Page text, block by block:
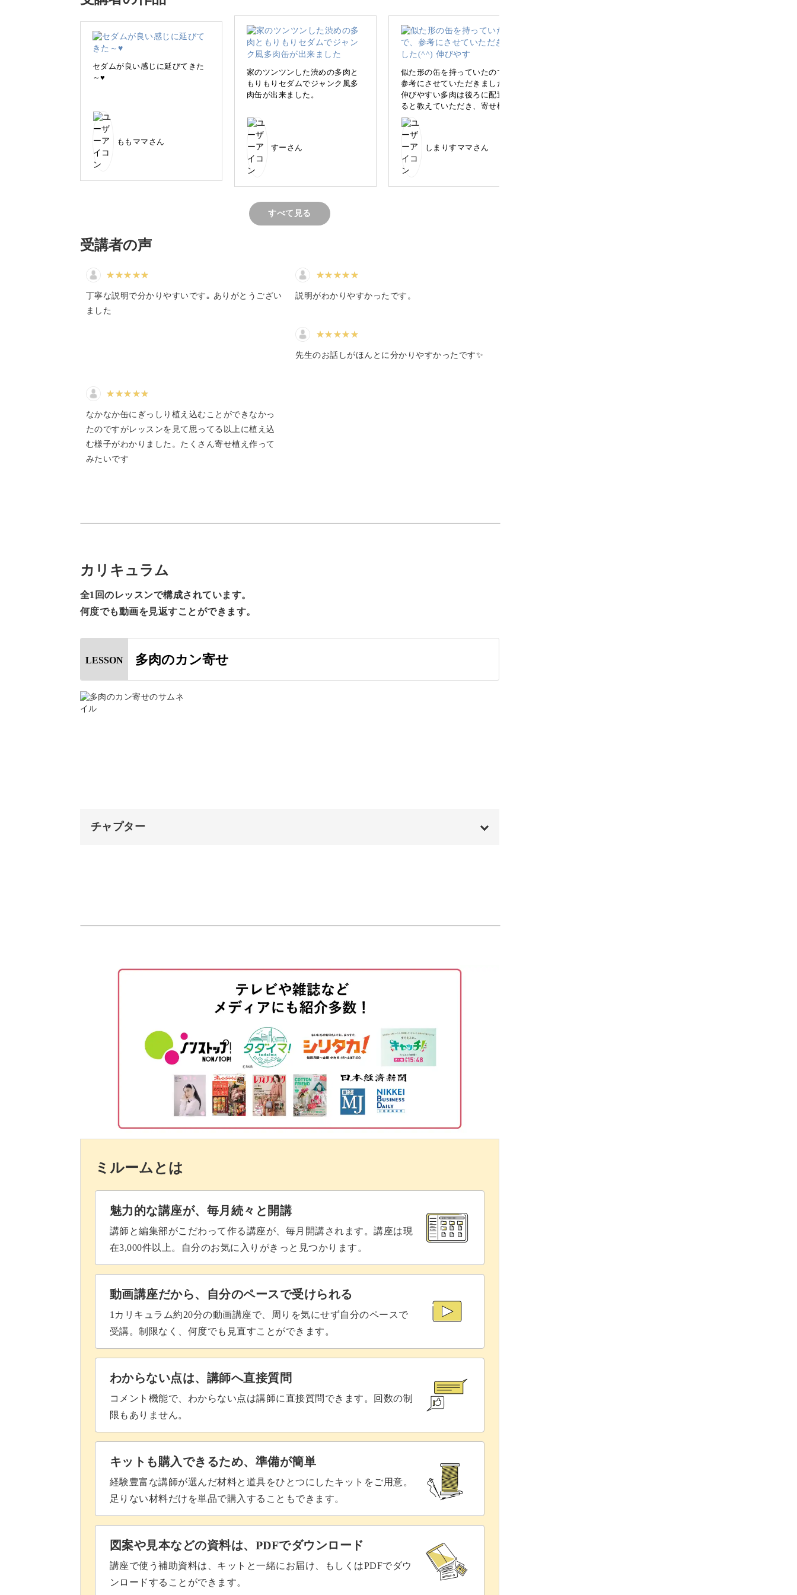
今回は、アンティークなカンに寄せ植えをしていきますよ。
カラフルな多肉で心も晴れやかに
サイズ違いの寄せ植えを使って、まとまりのあるかわいい寄せ植えに仕上げます。
どのように配置すればよいか、ポイントを解説していますのでいっしょに作っていきま
缶詰めから飛び出すフレッシュさを表現するため、いろんな色の多肉を使ってみまし
カラフルな多肉は心も晴れやかにしてくれることまちがいなし♪
ぷにぷにとした多肉に癒やされながら、かわいい寄せ植えを作っていきましょう。
身近にないという方は、キットでも購入することができます。
どのようにすればアンティークになるのか、レッスンでご紹介しますね。
再利用すれば、エコで環境にもやさしい寄せ植えができますよ。
植物を扱うということで、難しそうに思う方もいらっしゃるかもしれませんが、心配は
この機会に、多肉植物の世界へ足を踏み入れてみませんか？
いつもの日常がちょっと楽しくなることまちがいなしです♪
セダムが良い感じに延びてきた
～♥️
ももママさん
家のツンツンした渋めの多肉と
もりもりセダムでジャンク風多
肉缶が出来ました。
すーさん
似た形の缶を持っていたので、
参考にさせていただきました(^^)
伸びやすい多肉は後ろに配置す
ると教えていただき、寄せ植え
後の成長も楽しみになりまし
た！
しまりすママさん
すべて見る
受講者の声
丁寧な説明で分かりやすいです｡ ありがとうござい
ました
説明がわかりやすかったです。
先生のお話しがほんとに分かりやすかったです✨
なかなか缶にぎっしり植え込むことができなかっ
たのですがレッスンを見て思ってる以上に植え込
む様子がわかりました。たくさん寄せ植え作って
みたいです
カリキュラム
全1回のレッスンで構成されています。
何度でも動画を見返すことができます。
LESSON 多肉のカン寄せ
チャプター
多肉植物用の土を入れる
ミルームとは
魅力的な講座が、毎月続々と開講
講師と編集部がこだわって作る講座が、毎月開講されます。講座は現
在3,000件以上。自分のお気に入りがきっと見つかります。
動画講座だから、自分のペースで受けられる
1カリキュラム約20分の動画講座で、周りを気にせず自分のペースで
受講。制限なく、何度でも見直すことができます。
わからない点は、講師へ直接質問
コメント機能で、わからない点は講師に直接質問できます。回数の制
限もありません。
キットも購入できるため、準備が簡単
経験豊富な講師が選んだ材料と道具をひとつにしたキットをご用意。
足りない材料だけを単品で購入することもできます。
図案や見本などの資料は、PDFでダウンロード
講座で使う補助資料は、キットと一緒にお届け、もしくはPDFでダウ
ンロードすることができます。